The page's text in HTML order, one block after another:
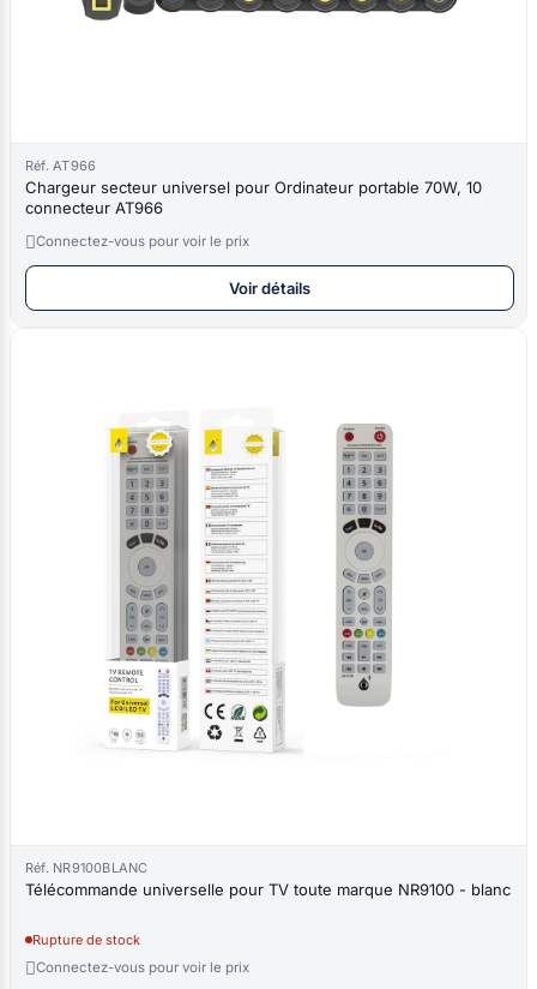
Réf. AT966
Chargeur secteur universel pour Ordinateur portable 70W, 10
connecteur AT966
Connectez-vous pour voir le prix
Voir détails
Réf. NR9100BLANC
Télécommande universelle pour TV toute marque NR9100 - blanc
Rupture de stock
Connectez-vous pour voir le prix